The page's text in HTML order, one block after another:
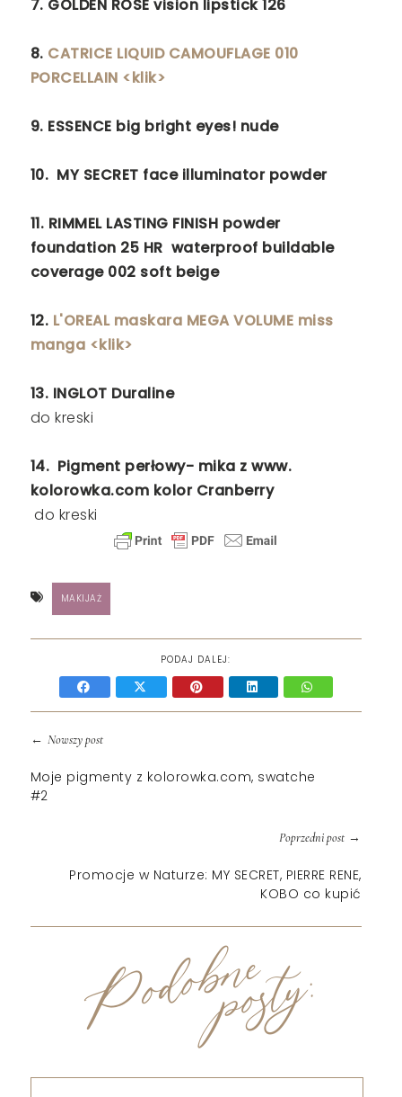
7. GOLDEN ROSE vision lipstick 126
8. CATRICE LIQUID CAMOUFLAGE 010
PORCELLAIN <klik>
9. ESSENCE big bright eyes! nude
10. MY SECRET face illuminator powder
11. RIMMEL LASTING FINISH powder
foundation 25 HR waterproof buildable
coverage 002 soft beige
12. L'OREAL maskara MEGA VOLUME miss
manga <klik>
13. INGLOT Duraline
do kreski
14. Pigment perłowy- mika z www.
kolorowka.com kolor Cranberry
do kreski
MAKIJAŻ
PODAJ DALEJ:
← Nowszy post
Moje pigmenty z kolorowka.com, swatche
#2
Poprzedni post→
Promocje w Naturze: MY SECRET, PIERRE RENE,
KOBO co kupić